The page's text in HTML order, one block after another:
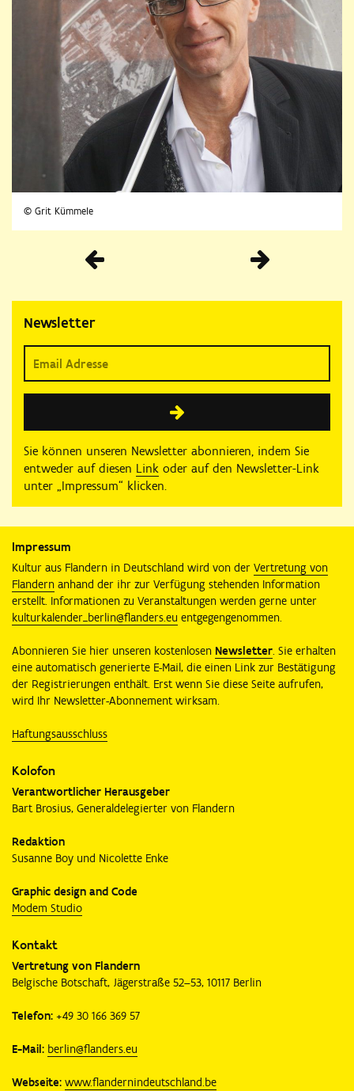
© Grit Kümmele
Vorherige
Newsletter
Sie können unseren Newsletter abonnieren, indem Sie
entweder auf diesen Link oder auf den Newsletter-Link
unter „Impressum“ klicken.
Impressum
Kultur aus Flandern in Deutschland wird von der Vertretung von
Flandern anhand der ihr zur Verfügung stehenden Information
erstellt. Informationen zu Veranstaltungen werden gerne unter
kulturkalender_berlin@flanders.eu entgegengenommen.
Abonnieren Sie hier unseren kostenlosen Newsletter. Sie erhalten
eine automatisch generierte E-Mail, die einen Link zur Bestätigung
der Registrierungen enthält. Erst wenn Sie diese Seite aufrufen,
wird Ihr Newsletter-Abonnement wirksam.
Haftungsausschluss
Kolofon
Verantwortlicher Herausgeber
Bart Brosius, Generaldelegierter von Flandern
Redaktion
Susanne Boy und Nicolette Enke
Graphic design and Code
Modem Studio
Kontakt
Vertretung von Flandern
Belgische Botschaft, Jägerstraße 52–53, 10117 Berlin
Telefon: +49 30 166 369 57
E-Mail: berlin@flanders.eu
Webseite: www.flandernindeutschland.be